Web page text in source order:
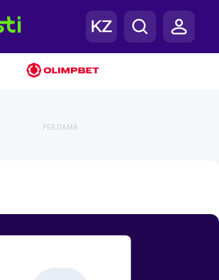
РЕКЛАМА